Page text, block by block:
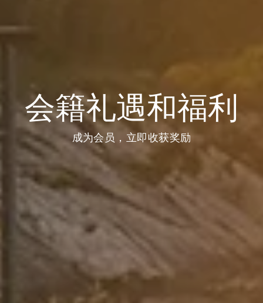
会籍礼遇和福利
成为会员，立即收获奖励